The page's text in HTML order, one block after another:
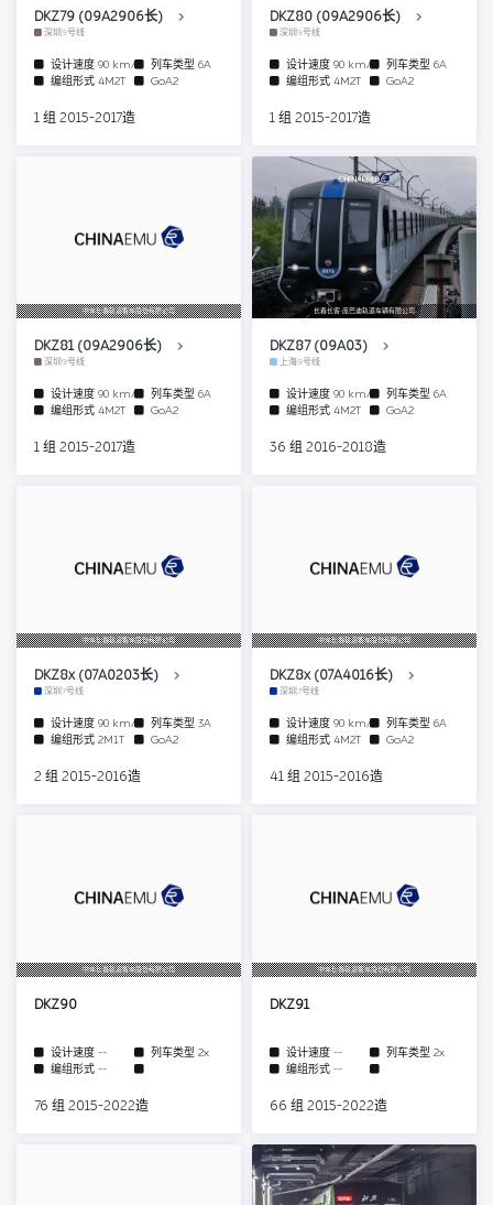
DKZ79 (09A2906长)
深圳9号线
设计速度 90 km/h 列车类型 6A
编组形式 4M2T GoA2
1 组 2015-2017造
DKZ80 (09A2906长)
深圳9号线
设计速度 90 km/h 列车类型 6A
编组形式 4M2T GoA2
1 组 2015-2017造
中车长春轨道客车股份有限公司
DKZ81 (09A2906长)
深圳9号线
设计速度 90 km/h 列车类型 6A
编组形式 4M2T GoA2
1 组 2015-2017造
长春长客-庞巴迪轨道车辆有限公司
DKZ87 (09A03)
上海9号线
设计速度 90 km/h 列车类型 6A
编组形式 4M2T GoA2
36 组 2016-2018造
中车长春轨道客车股份有限公司
DKZ8x (07A0203长)
深圳7号线
设计速度 90 km/h 列车类型 3A
编组形式 2M1T GoA2
2 组 2015-2016造
中车长春轨道客车股份有限公司
DKZ8x (07A4016长)
深圳7号线
设计速度 90 km/h 列车类型 6A
编组形式 4M2T GoA2
41 组 2015-2016造
中车长春轨道客车股份有限公司
DKZ90
设计速度 -- 列车类型 2x
编组形式 --
76 组 2015-2022造
中车长春轨道客车股份有限公司
DKZ91
设计速度 -- 列车类型 2x
编组形式 --
66 组 2015-2022造